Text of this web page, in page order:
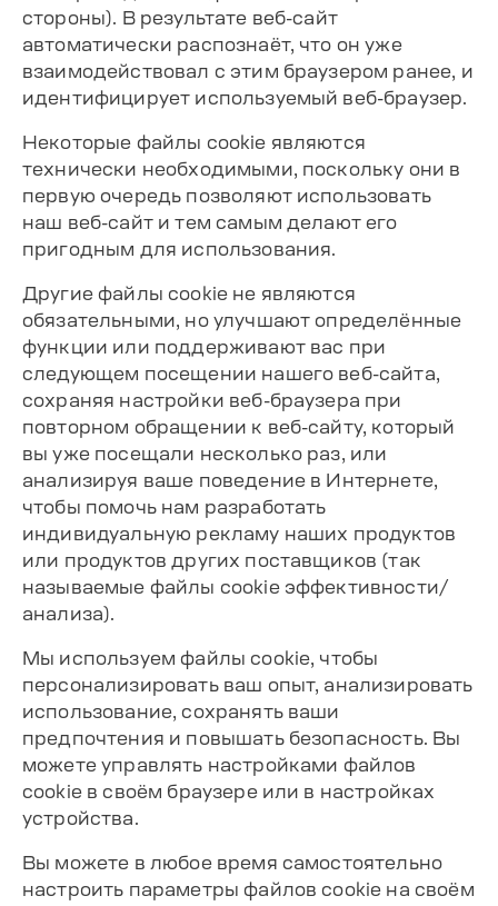
стороны). В результате веб-сайт
автоматически распознаёт, что он уже
взаимодействовал с этим браузером ранее, и
идентифицирует используемый веб-браузер.
Некоторые файлы cookie являются
технически необходимыми, поскольку они в
первую очередь позволяют использовать
наш веб-сайт и тем самым делают его
пригодным для использования.
Другие файлы cookie не являются
обязательными, но улучшают определённые
функции или поддерживают вас при
следующем посещении нашего веб-сайта,
сохраняя настройки веб-браузера при
повторном обращении к веб-сайту, который
вы уже посещали несколько раз, или
анализируя ваше поведение в Интернете,
чтобы помочь нам разработать
индивидуальную рекламу наших продуктов
или продуктов других поставщиков (так
называемые файлы cookie эффективности/
анализа).
Мы используем файлы cookie, чтобы
персонализировать ваш опыт, анализировать
использование, сохранять ваши
предпочтения и повышать безопасность. Вы
можете управлять настройками файлов
cookie в своём браузере или в настройках
устройства.
Вы можете в любое время самостоятельно
настроить параметры файлов cookie на своём